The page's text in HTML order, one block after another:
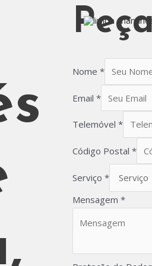
Nome *
Email *
Telemóvel *
Código Postal *
Serviço *
Mensagem *